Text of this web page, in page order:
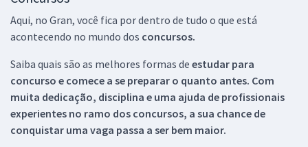
Aqui, no Gran, você fica por dentro de tudo o que está
acontecendo no mundo dos concursos.
Saiba quais são as melhores formas de estudar para
concurso e comece a se preparar o quanto antes. Com
muita dedicação, disciplina e uma ajuda de profissionais
experientes no ramo dos concursos, a sua chance de
conquistar uma vaga passa a ser bem maior.